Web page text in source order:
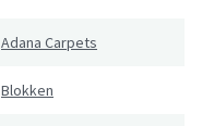
Adana Carpets
Blokken